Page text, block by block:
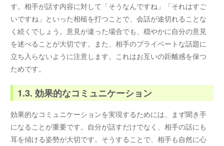
す。相手が話す内容に対して「そうなんですね」「それはすご
いですね」といった相槌を打つことで、会話が途切れることな
く続くでしょう。意見が違った場合でも、穏やかに自分の意見
を述べることが大切です。また、相手のプライベートな話題に
立ち入らないように注意します。これはお互いの距離感を保つ
ためです。
1.3. 効果的なコミュニケーション
効果的なコミュニケーションを実現するためには、まず聞き手
になることが重要です。自分が話すだけでなく、相手の話にも
耳を傾ける姿勢が大切です。そうすることで、相手も自然に心